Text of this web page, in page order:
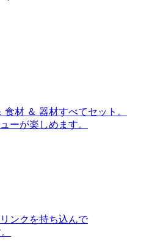
材 ＆ 器材すべてセット。
ーが楽しめます。
ンクを持ち込んで